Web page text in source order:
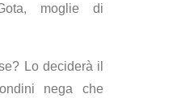
moglie di
Lo deciderà il
nega che